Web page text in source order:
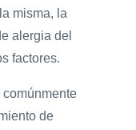
misma, la
alergia del
factores.
de